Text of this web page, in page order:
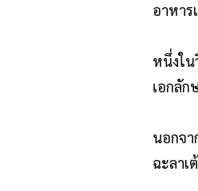
อาหาร
หนึ่งใน
เอกลั
นอกจา
ฉะลา